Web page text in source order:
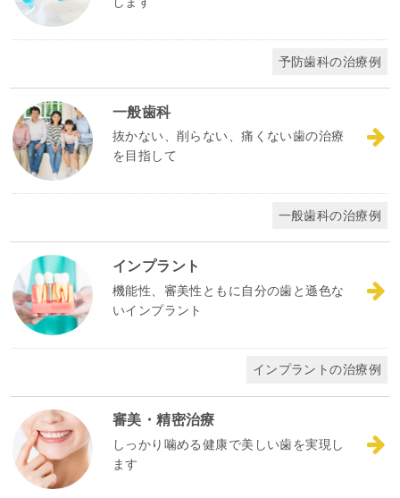
予防歯科の治療例
一般歯科
抜かない、削らない、痛くない歯の治療
を目指して
一般歯科の治療例
インプラント
機能性、審美性ともに自分の歯と遜色な
いインプラント
インプラントの治療例
審美・精密治療
しっかり噛める健康で美しい歯を実現し
ます